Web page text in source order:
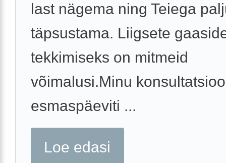
last nägema ning Teiega
täpsustama. Liigsete
tekkimiseks on mitmeid
võimalusi.Minu
esmaspäeviti ...
Loe edasi